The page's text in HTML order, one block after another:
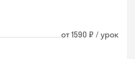
от 1590 ₽ / урок